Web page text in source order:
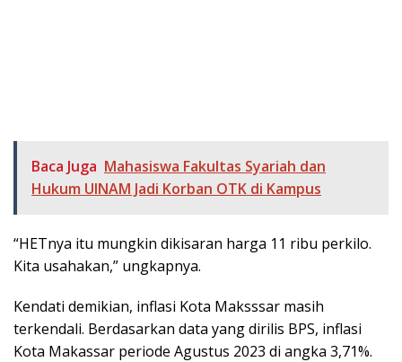
Baca Juga Mahasiswa Fakultas Syariah dan
Hukum UINAM Jadi Korban OTK di Kampus
“HETnya itu mungkin dikisaran harga 11 ribu perkilo.
Kita usahakan,” ungkapnya.
Kendati demikian, inflasi Kota Maksssar masih
terkendali. Berdasarkan data yang dirilis BPS, inflasi
Kota Makassar periode Agustus 2023 di angka 3,71%.